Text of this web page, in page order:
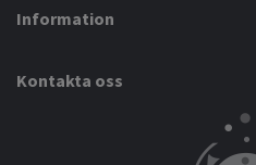
Information
Kontakta oss